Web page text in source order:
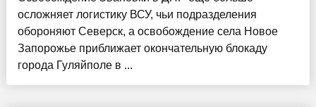
осложняет логистику ВСУ, чьи подразделения
обороняют Северск, а освобождение села Новое
Запорожье приближает окончательную блокаду
города Гуляйполе в ...